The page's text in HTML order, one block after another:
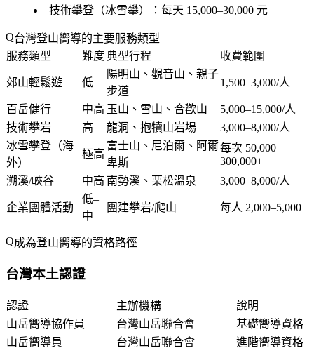
技術攀登（冰雪攀）：每天 15,000–30,000 元
台灣登山嚮導的主要服務類型
服務類型
難度典型行程 收費範圍
郊山輕鬆遊 低
陽明山、觀音山、親子
步道
1,500–3,000/人
百岳健行 中高 玉山、雪山、合歡山
5,000–15,000/人
技術攀岩
高 龍洞、抱犢山岩場
3,000–8,000/人
冰雪攀登（海
外）
極高
富士山、尼泊爾、阿爾
卑斯
每次 50,000–
300,000+
溯溪/峽谷
中高 南勢溪、栗松溫泉 3,000–8,000/人
企業團體活動
低–
中
團建攀岩/爬山 每人 2,000–5,000
成為登山嚮導的資格路徑
台灣本土認證
認證 主辦機構
說明
山岳嚮導協作員
台灣山岳聯合會
基礎嚮導資格
山岳嚮導員
台灣山岳聯合會
進階嚮導資格